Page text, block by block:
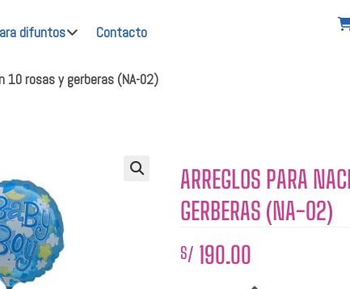
difuntos Contacto
10 rosas y gerberas (NA-02)
ARREGLOS PARA
GERBERAS (NA-02)
S/ 190.00